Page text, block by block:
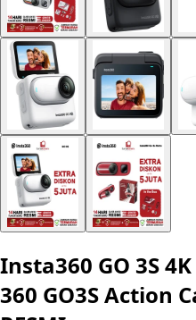
Insta360 GO 3S
360 GO3S Action